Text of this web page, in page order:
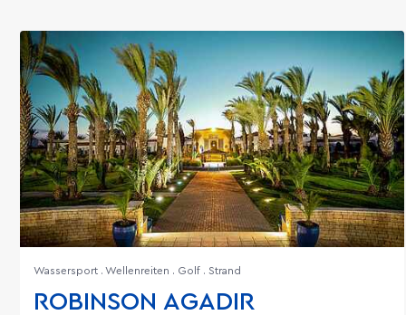
Wassersport . Wellenreiten . Golf . Strand
ROBINSON AGADIR